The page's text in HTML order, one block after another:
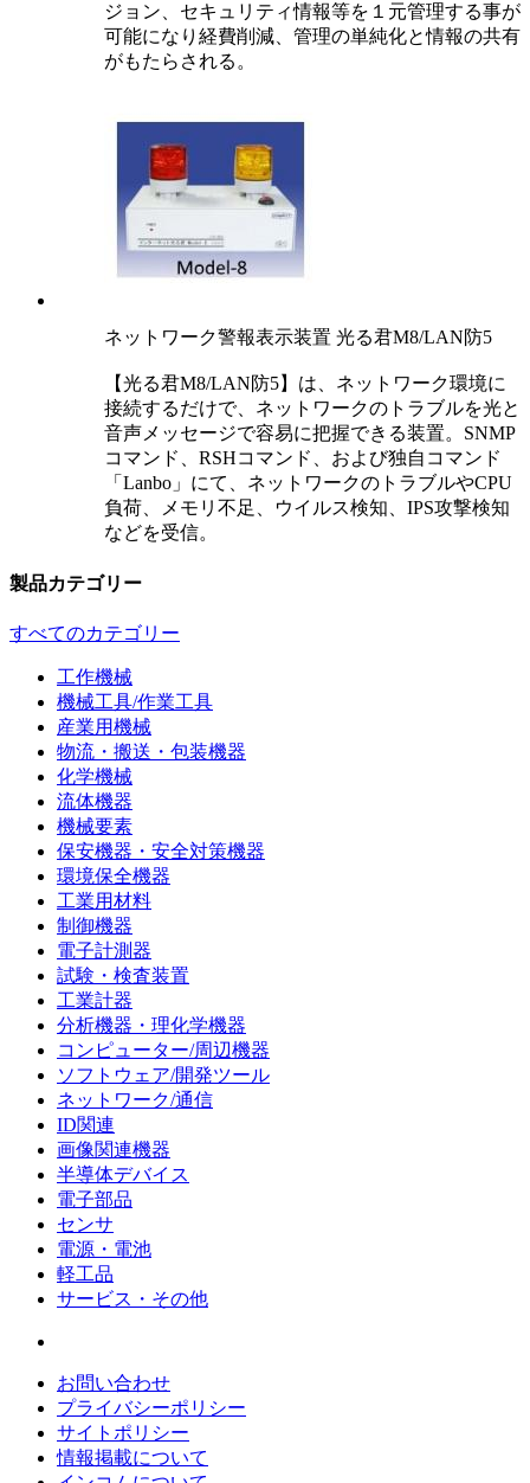
ジョン、セキュリティ情報等を１元管理する事が
可能になり経費削減、管理の単純化と情報の共有
がもたらされる。
ネットワーク警報表示装置 光る君M8/LAN防5
【光る君M8/LAN防5】は、ネットワーク環境に
接続するだけで、ネットワークのトラブルを光と
音声メッセージで容易に把握できる装置。SNMP
コマンド、RSHコマンド、および独自コマンド
「Lanbo」にて、ネットワークのトラブルやCPU
負荷、メモリ不足、ウイルス検知、IPS攻撃検知
などを受信。
製品カテゴリー
すべてのカテゴリー
工作機械
機械工具/作業工具
産業用機械
物流・搬送・包装機器
化学機械
流体機器
機械要素
保安機器・安全対策機器
環境保全機器
工業用材料
制御機器
電子計測器
試験・検査装置
工業計器
分析機器・理化学機器
コンピューター/周辺機器
ソフトウェア/開発ツール
ネットワーク/通信
ID関連
画像関連機器
半導体デバイス
電子部品
センサ
電源・電池
軽工品
サービス・その他
お問い合わせ
プライバシーポリシー
サイトポリシー
情報掲載について